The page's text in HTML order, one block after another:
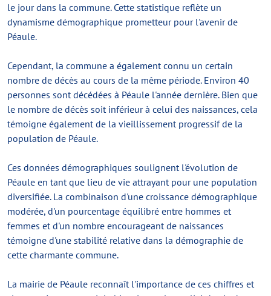
le jour dans la commune. Cette statistique reflète un
dynamisme démographique prometteur pour l'avenir de
Péaule.
Cependant, la commune a également connu un certain
nombre de décès au cours de la même période. Environ 40
personnes sont décédées à Péaule l'année dernière. Bien que
le nombre de décès soit inférieur à celui des naissances, cela
témoigne également de la vieillissement progressif de la
population de Péaule.
Ces données démographiques soulignent l'évolution de
Péaule en tant que lieu de vie attrayant pour une population
diversifiée. La combinaison d'une croissance démographique
modérée, d'un pourcentage équilibré entre hommes et
femmes et d'un nombre encourageant de naissances
témoigne d'une stabilité relative dans la démographie de
cette charmante commune.
La mairie de Péaule reconnaît l'importance de ces chiffres et